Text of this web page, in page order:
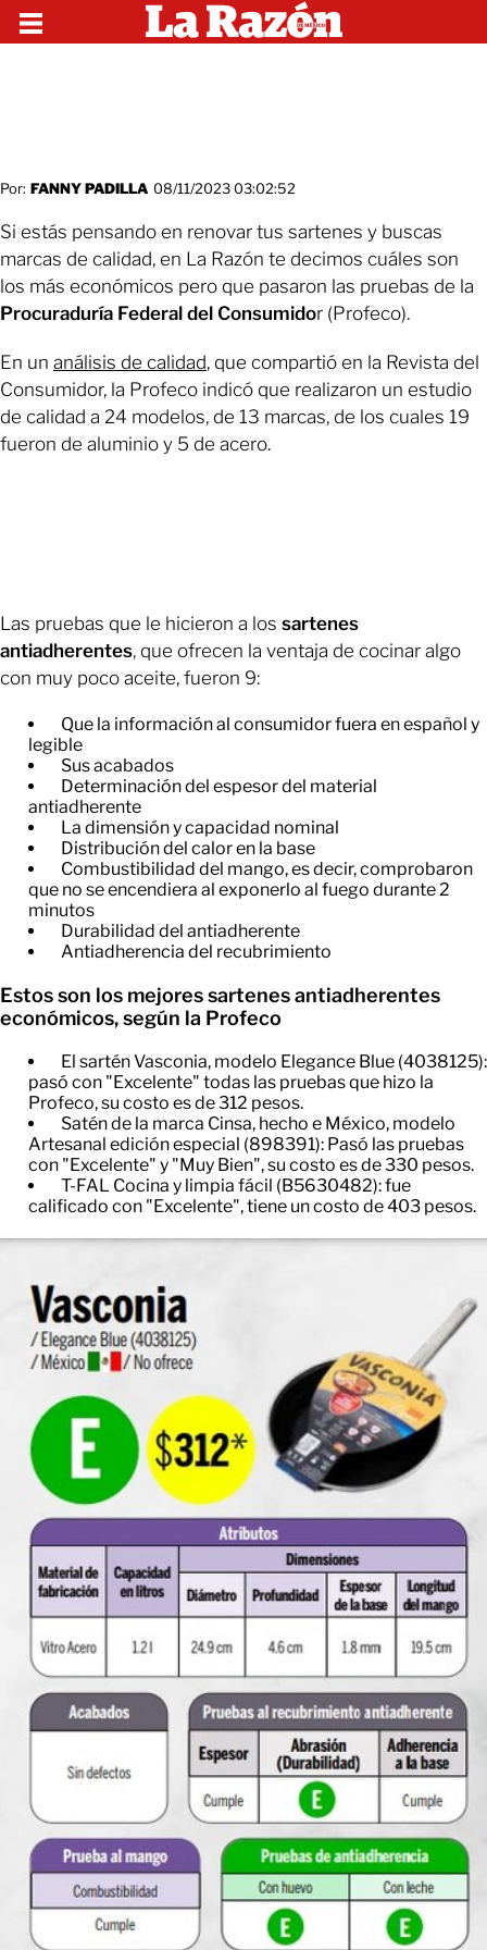
Por: FANNY PADILLA 08/11/2023 03:02:52
Si estás pensando en renovar tus sartenes y buscas
marcas de calidad, en La Razón te decimos cuáles son
los más económicos pero que pasaron las pruebas de la
Procuraduría Federal del Consumidor (Profeco).
En un análisis de calidad, que compartió en la Revista del
Consumidor, la Profeco indicó que realizaron un estudio
de calidad a 24 modelos, de 13 marcas, de los cuales 19
fueron de aluminio y 5 de acero.
Las pruebas que le hicieron a los sartenes
antiadherentes, que ofrecen la ventaja de cocinar algo
con muy poco aceite, fueron 9:
Que la información al consumidor fuera en español y
legible
​Sus acabados
​Determinación del espesor del material
antiadherente
​La dimensión y capacidad nominal
Distribución del calor en la base
​Combustibilidad del mango, es decir, comprobaron
que no se encendiera al exponerlo al fuego durante 2
minutos
​Durabilidad del antiadherente
​Antiadherencia del recubrimiento
Estos son los mejores sartenes antiadherentes
económicos, según la Profeco
El sartén Vasconia, modelo Elegance Blue (4038125):
pasó con "Excelente" todas las pruebas que hizo la
Profeco, su costo es de 312 pesos.
Satén de la marca Cinsa, hecho e México, modelo
Artesanal edición especial (898391): Pasó las pruebas
con "Excelente" y "Muy Bien", su costo es de 330 pesos.
T-FAL Cocina y limpia fácil (B5630482): fue
calificado con "Excelente", tiene un costo de 403 pesos.